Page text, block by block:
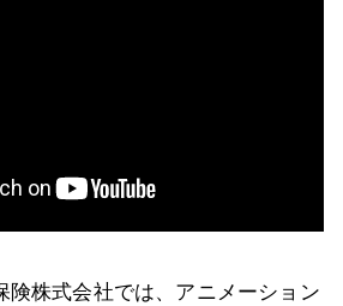
険株式会社では、アニメーション